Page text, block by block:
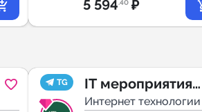
5 594.40 ₽
TG
IT мероприятия
России /
Интернет технологии